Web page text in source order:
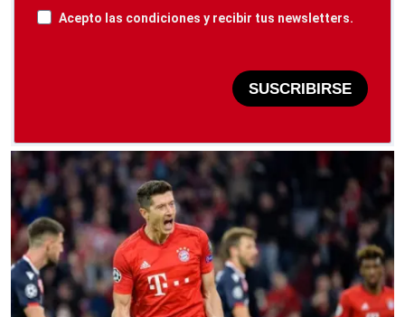
Acepto las condiciones y recibir tus newsletters.
SUSCRIBIRSE